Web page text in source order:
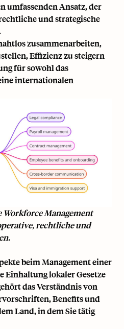
umfassenden Ansatz, der
und strategische
zusammenarbeiten,
Effizienz zu steigern
für sowohl das
internationalen
Management
rechtliche und
beim Management einer
Einhaltung lokaler Gesetze
das Verständnis von
Benefits und
Land, in dem Sie tätig